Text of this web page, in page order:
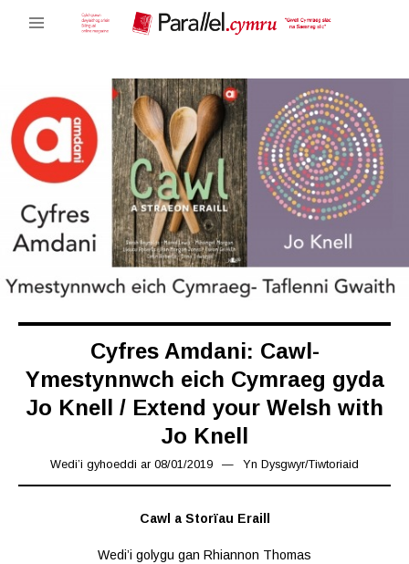
Cyfres Amdani: Cawl-
Ymestynnwch eich Cymraeg gyda
Jo Knell / Extend your Welsh with
Jo Knell
Wedi’i gyhoeddi ar 08/01/2019 18/03/2019
Yn Dysgwyr/Tiwtoriaid
Cawl a Storïau Eraill
Wedi’i golygu gan Rhiannon Thomas